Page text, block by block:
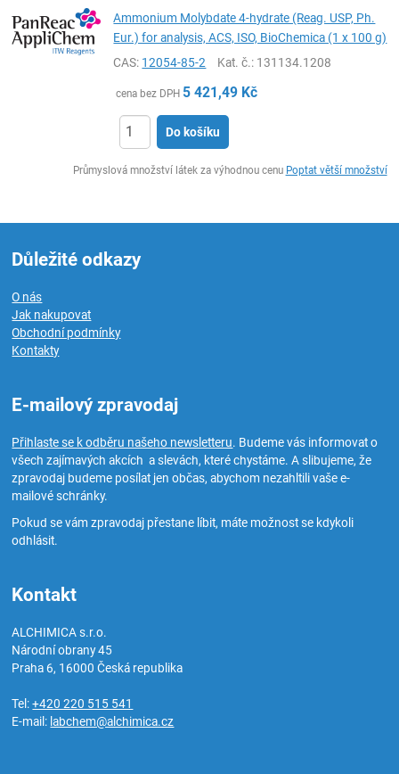
Ammonium Molybdate 4-hydrate (Reag. USP, Ph.
Eur.) for analysis, ACS, ISO, BioChemica (1 x 100 g)
CAS: 12054-85-2 Kat. č.: 131134.1208
cena bez DPH 5 421,49 Kč
Do košíku
Průmyslová množství látek za výhodnou cenu Poptat větší množství
Důležité odkazy
O nás
Jak nakupovat
Obchodní podmínky
Kontakty
E-mailový zpravodaj
Přihlaste se k odběru našeho newsletteru. Budeme vás informovat o
všech zajímavých akcích a slevách, které chystáme. A slibujeme, že
zpravodaj budeme posílat jen občas, abychom nezahltili vaše e-
mailové schránky.
Pokud se vám zpravodaj přestane líbit, máte možnost se kdykoli
odhlásit.
Kontakt
ALCHIMICA s.r.o.
Národní obrany 45
Praha 6, 16000Česká republika
Tel:+420 220 515 541
E-mail: labchem@alchimica.cz